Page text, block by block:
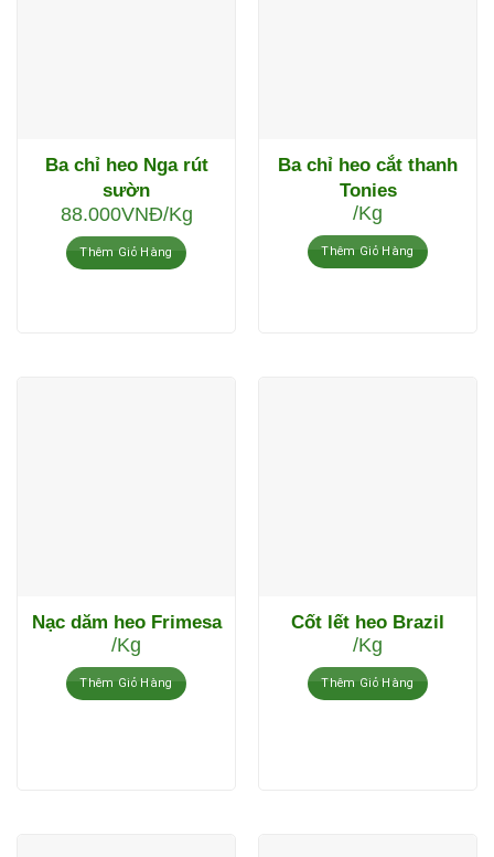
Ba chỉ heo Nga rút
sườn
88.000VNĐ/Kg
Thêm Giỏ Hàng
Ba chỉ heo cắt thanh
Tonies
/Kg
Thêm Giỏ Hàng
Nạc dăm heo Frimesa
/Kg
Thêm Giỏ Hàng
Cốt lết heo Brazil
/Kg
Thêm Giỏ Hàng